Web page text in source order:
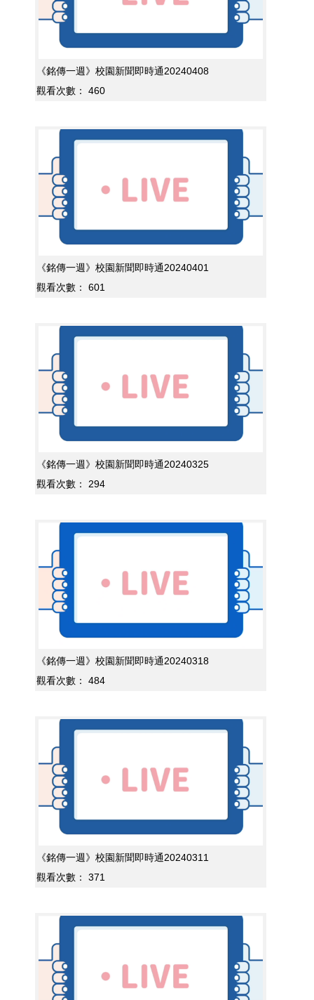
《銘傳一週》校園新聞即時通20240408
觀看次數：
460
《銘傳一週》校園新聞即時通20240401
觀看次數：
601
《銘傳一週》校園新聞即時通20240325
觀看次數：
294
《銘傳一週》校園新聞即時通20240318
觀看次數：
484
《銘傳一週》校園新聞即時通20240311
觀看次數：
371